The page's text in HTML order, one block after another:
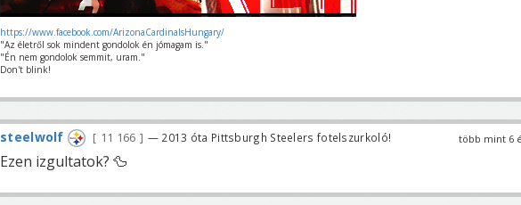
https://www.facebook.com/ArizonaCardinalsHungary/
"Az életről sok mindent gondolok én jómagam is."
"Én nem gondolok semmit, uram."
Don't blink!
több mint 6
steelwolf 11 166 — 2013 óta Pittsburgh Steelers fotelszurkoló!
Ezen izgultatok? 🦆